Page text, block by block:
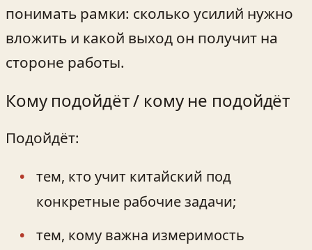
понимать рамки: сколько усилий нужно
вложить и какой выход он получит на
стороне работы.
Кому подойдёт / кому не подойдёт
Подойдёт:
тем, кто учит китайский под
конкретные рабочие задачи;
тем, кому важна измеримость